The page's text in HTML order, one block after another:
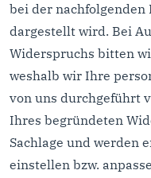
bei der
dargestellt wird. Bei
Widerspruchs bitten
weshalb wir Ihre
von uns durchgeführt
Ihres begründeten
Sachlage und werden
einstellen bzw.